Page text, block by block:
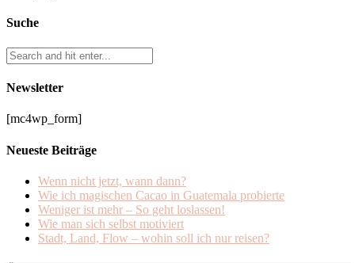
Suche
Newsletter
[mc4wp_form]
Neueste Beiträge
Wenn nicht jetzt, wann dann?
Wie ich magischen Cacao in Guatemala probierte
Weniger ist mehr – So geht loslassen!
Wie man sich selbst motiviert
Stadt, Land, Flow – wohin soll ich nur reisen?